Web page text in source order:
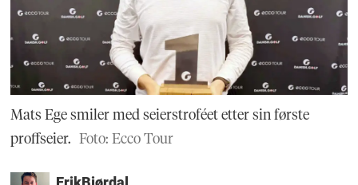
Mats Ege smiler med seierstroféet etter sin første
proffseier. Foto: Ecco Tour